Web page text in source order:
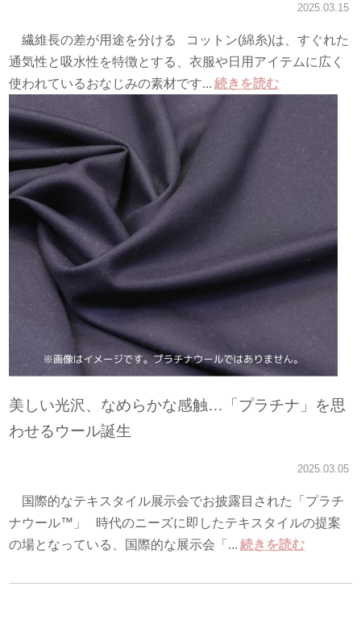
2025.03.15
繊維長の差が用途を分ける コットン(綿糸)は、すぐれた
通気性と吸水性を特徴とする、衣服や日用アイテムに広く
使われているおなじみの素材です... 続きを読む
美しい光沢、なめらかな感触…「プラチナ」を思
わせるウール誕生
2025.03.05
国際的なテキスタイル展示会でお披露目された「プラチ
ナウール™」 時代のニーズに即したテキスタイルの提案
の場となっている、国際的な展示会「... 続きを読む